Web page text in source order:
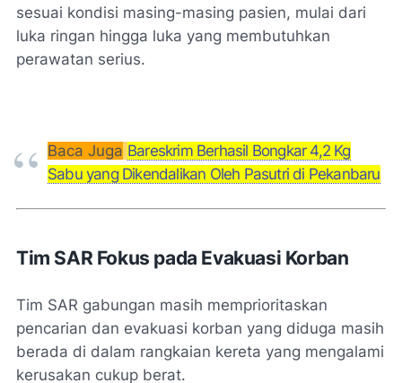
sesuai kondisi masing-masing pasien, mulai dari
luka ringan hingga luka yang membutuhkan
perawatan serius.
Baca Juga Bareskrim Berhasil Bongkar 4,2 Kg
Sabu yang Dikendalikan Oleh Pasutri di Pekanbaru
Tim SAR Fokus pada Evakuasi Korban
Tim SAR gabungan masih memprioritaskan
pencarian dan evakuasi korban yang diduga masih
berada di dalam rangkaian kereta yang mengalami
kerusakan cukup berat.